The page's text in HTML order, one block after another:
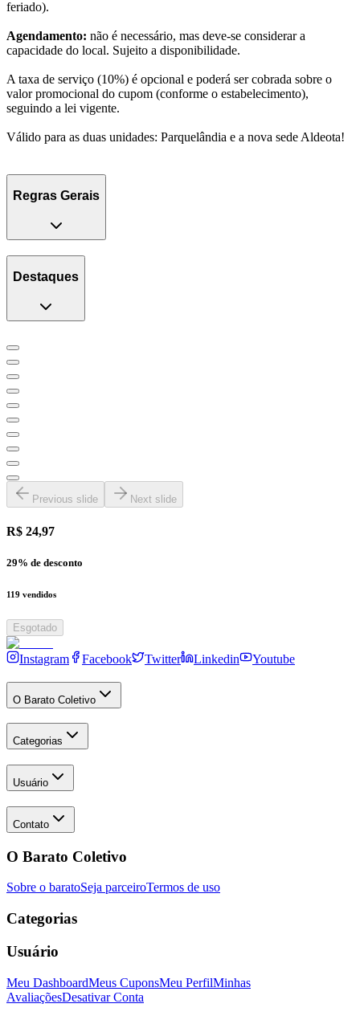
feriado).
Agendamento: não é necessário, mas deve-se considerar a
capacidade do local. Sujeito a disponibilidade.
A taxa de serviço (10%) é opcional e poderá ser cobrada sobre o
valor promocional do cupom (conforme o estabelecimento),
seguindo a lei vigente.
Válido para as duas unidades: Parquelândia e a nova sede Aldeota!
Regras Gerais
Destaques
Previous slide Next slide
R$ 24,97
29% de desconto
119 vendidos
Esgotado
Instagram Facebook Twitter Linkedin Youtube
O Barato Coletivo
Categorias
Usuário
Contato
O Barato Coletivo
Sobre o baratoSeja parceiroTermos de uso
Categorias
Usuário
Meu DashboardMeus CuponsMeu PerfilMinhas
AvaliaçõesDesativar Conta